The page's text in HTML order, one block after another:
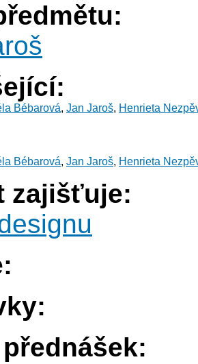
Bébarová, Jan Jaroš, Henrieta
Bébarová, Jan Jaroš, Henrieta
zajišťuje: